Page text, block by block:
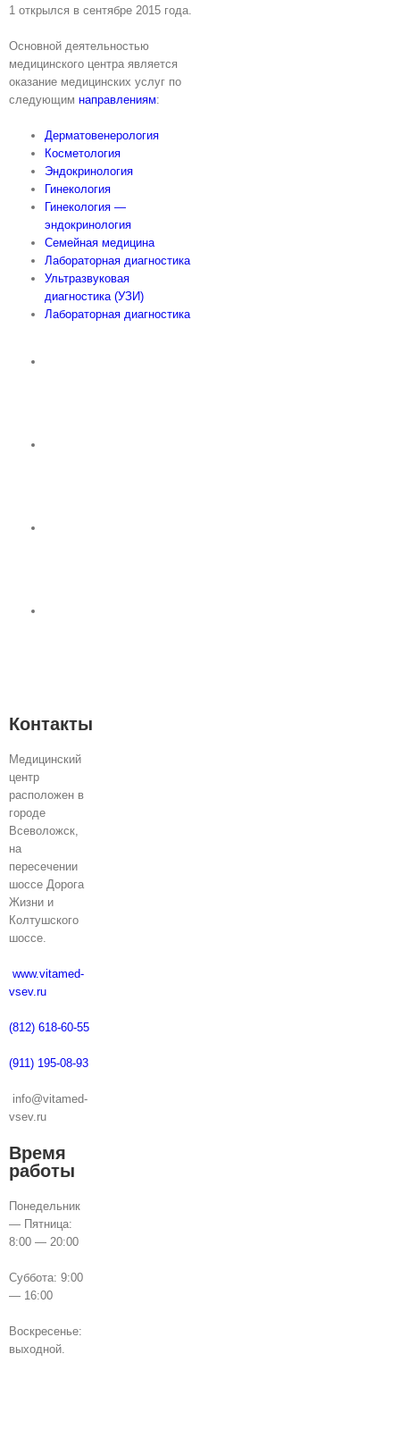
1 открылся в сентябре 2015 года.
Основной деятельностью
медицинского центра является
оказание медицинских услуг по
следующим направлениям:
Дерматовенерология
Косметология
Эндокринология
Гинекология
Гинекология —
эндокринология
Семейная медицина
Лабораторная диагностика
Ультразвуковая
диагностика (УЗИ)
Лабораторная диагностика
Контакты
Медицинский
центр
расположен в
городе
Всеволожск,
на
пересечении
шоссе Дорога
Жизни и
Колтушского
шоссе.
www.vitamed-
vsev.ru
(812) 618-60-55
(911) 195-08-93
info@vitamed-
vsev.ru
Время
работы
Понедельник
— Пятница:
8:00 — 20:00
Суббота: 9:00
— 16:00
Воскресенье:
выходной.